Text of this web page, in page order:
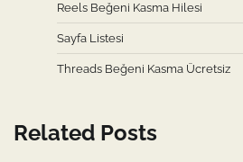
Reels Beğeni Kasma Hilesi
Sayfa Listesi
Threads Beğeni Kasma Ücretsiz
Related Posts